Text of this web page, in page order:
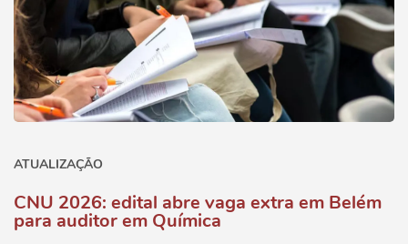
ATUALIZAÇÃO
CNU 2026: edital abre vaga extra em Belém
para auditor em Química